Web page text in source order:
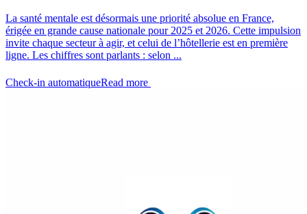
La santé mentale est désormais une priorité absolue en France,
érigée en grande cause nationale pour 2025 et 2026. Cette impulsion
invite chaque secteur à agir, et celui de l’hôtellerie est en première
ligne. Les chiffres sont parlants : selon ...
Check-in automatiqueRead more